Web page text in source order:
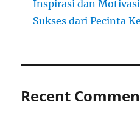
Inspirasi dan
Sukses dari Pecinta
Recent